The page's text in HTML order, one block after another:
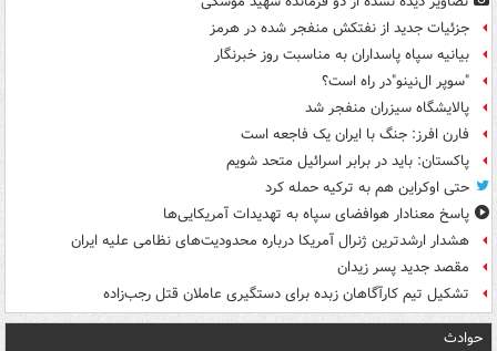
جزئیات جدید از نفتکش منفجر شده در هرمز
بیانیه سپاه پاسداران به مناسبت روز خبرنگار
"سوپر ال‌نینو"در راه است؟
پالایشگاه سیزران منفجر شد
فارن افرز: جنگ با ایران یک فاجعه است
پاکستان: باید در برابر اسرائیل متحد شویم
حتی اوکراین هم به ترکیه حمله کرد
پاسخ معنادار هوافضای سپاه به تهدیدات آمریکایی‌ها
هشدار ارشدترین ژنرال آمریکا درباره محدودیت‌های نظامی علیه ایران
مقصد جدید پسر زیدان
تشکیل تیم کارآگاهان زبده برای دستگیری عاملان قتل رجب‌زاده
حوادث